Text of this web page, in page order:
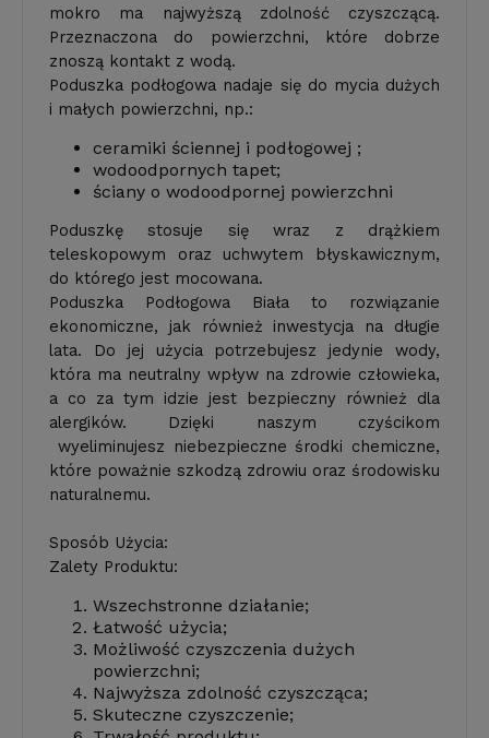
mokro ma najwyższą zdolność czyszczącą.
Przeznaczona do powierzchni, które dobrze
znoszą kontakt z wodą.
Poduszka podłogowa nadaje się do mycia dużych
i małych powierzchni, np.:
ceramiki ściennej i podłogowej ;
wodoodpornych tapet;
ściany o wodoodpornej powierzchni
Poduszkę stosuje się wraz z drążkiem
teleskopowym oraz uchwytem błyskawicznym,
do którego jest mocowana.
Poduszka Podłogowa Biała to rozwiązanie
ekonomiczne, jak również inwestycja na długie
lata. Do jej użycia potrzebujesz jedynie wody,
która ma neutralny wpływ na zdrowie człowieka,
a co za tym idzie jest bezpieczny również dla
alergików. Dzięki naszym czyścikom
wyeliminujesz niebezpieczne środki chemiczne,
które poważnie szkodzą zdrowiu oraz środowisku
naturalnemu.
Sposób Użycia:
Zalety Produktu:
Wszechstronne działanie;
Łatwość użycia;
Możliwość czyszczenia dużych
powierzchni;
Najwyższa zdolność czyszcząca;
Skuteczne czyszczenie;